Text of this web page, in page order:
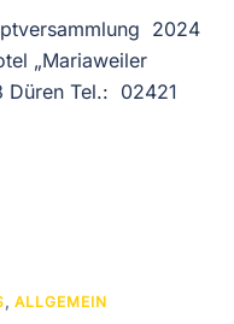
2024
„Mariaweiler
Düren Tel.: 02421
, ALLGEMEIN